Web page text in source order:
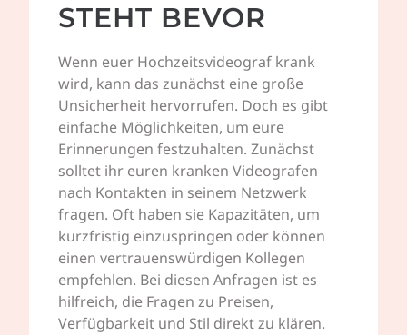
TEHT BEVOR
Wenn euer Hochzeitsvideograf krank
wird, kann das zunächst eine große
Unsicherheit hervorrufen. Doch es gibt
einfache Möglichkeiten, um eure
Erinnerungen festzuhalten. Zunächst
solltet ihr euren kranken Videografen
nach Kontakten in seinem Netzwerk
fragen. Oft haben sie Kapazitäten, um
kurzfristig einzuspringen oder können
einen vertrauenswürdigen Kollegen
empfehlen. Bei diesen Anfragen ist es
hilfreich, die Fragen zu Preisen,
Verfügbarkeit und Stil direkt zu klären.